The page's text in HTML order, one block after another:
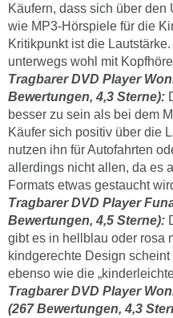
Käufern, dass sich über
wie MP3-Hörspiele für die
Kritikpunkt ist die
unterwegs wohl mit
Tragbarer DVD Player
Bewertungen, 4,3 Sterne):
besser zu sein als bei dem
Käufer sich positiv über die
nutzen ihn für Autofahrten
allerdings nicht allen, da es
Formats etwas gestaucht
Tragbarer DVD Player
Bewertungen, 4,5 Sterne):
gibt es in hellblau oder rosa
kindgerechte Design
ebenso wie die
Tragbarer DVD Player
(267 Bewertungen, 4,3